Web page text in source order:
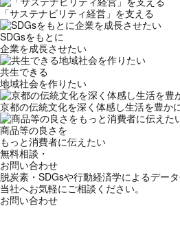
「サステナビリティ経営」を支える
SDGsをもとに
企業を成長させたい
共生できる
地域社会を作りたい
京都の伝統文化を深く体感し生活を豊か
商品等の良さを
もっと消費者に伝えたい
無料相談・
お問い合わせ
脱炭素・SDGsや行動経済学によるデー
当社へお気軽にご相談ください。
お問い合わせ